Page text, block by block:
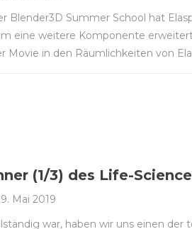
Blender3D Summer School hat
eine weitere Komponente
Movie in den Räumlichkeiten von
(1/3) des Life-
Mai 2019
war, haben wir uns einen